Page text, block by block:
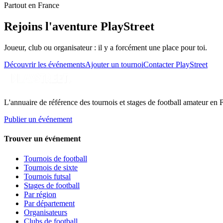
Partout en France
Rejoins l'aventure PlayStreet
Joueur, club ou organisateur : il y a forcément une place pour toi.
Découvrir les événementsAjouter un tournoiContacter PlayStreet
L'annuaire de référence des tournois et stages de football amateur en
Publier un événement
Trouver un événement
Tournois de football
Tournois de sixte
Tournois futsal
Stages de football
Par région
Par département
Organisateurs
Clubs de football